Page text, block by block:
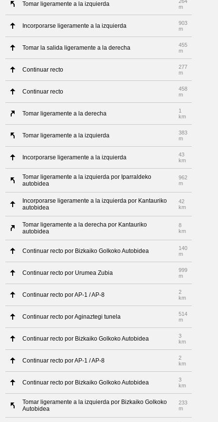
Tomar ligeramente a la izquierda
m
Incorporarse ligeramente a la izquierda
903
m
Tomar la salida ligeramente a la derecha
455
m
Continuar recto
277
m
Continuar recto
458
m
Tomar ligeramente a la derecha
1
km
Tomar ligeramente a la izquierda
383
m
Incorporarse ligeramente a la izquierda
43
km
Tomar ligeramente a la izquierda por Iparraldeko
autobidea
962
m
Incorporarse ligeramente a la izquierda por Kantauriko
autobidea
42
km
Tomar ligeramente a la derecha por Kantauriko
autobidea
8
km
Continuar recto por Bizkaiko Golkoko Autobidea
140
m
Continuar recto por Urumea Zubia
999
m
Continuar recto por AP-1 / AP-8
2
km
Continuar recto por Aginaztegi tunela
514
m
Continuar recto por Bizkaiko Golkoko Autobidea
3
km
Continuar recto por AP-1 / AP-8
2
km
Continuar recto por Bizkaiko Golkoko Autobidea
3
km
Tomar ligeramente a la izquierda por Bizkaiko Golkoko
Autobidea
233
m